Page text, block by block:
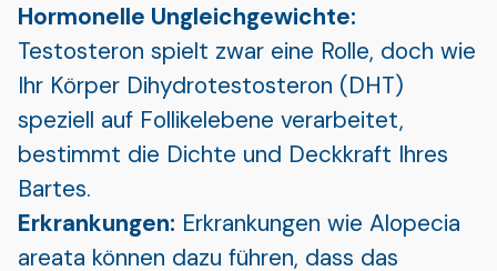
Hormonelle Ungleichgewichte:
Testosteron spielt zwar eine Rolle, doch wie
Ihr Körper Dihydrotestosteron (DHT)
speziell auf Follikelebene verarbeitet,
bestimmt die Dichte und Deckkraft Ihres
Bartes.
Erkrankungen: Erkrankungen wie Alopecia
areata können dazu führen, dass das